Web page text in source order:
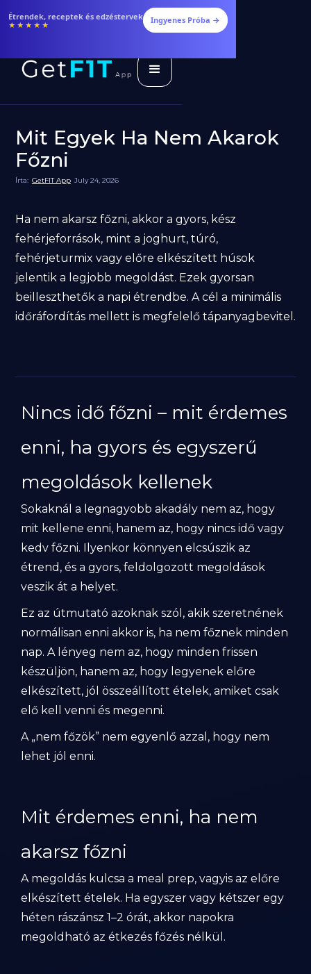
Étrendek, receptek és edzéstervek
★★★★★ Ingyenes Próba →
Mit Egyek Ha Nem Akarok
Főzni
Írta: GetFIT App July 24, 2026
Ha nem akarsz főzni, akkor a gyors, kész
fehérjeforrások, mint a joghurt, túró,
fehérjeturmix vagy előre elkészített húsok
jelentik a legjobb megoldást. Ezek gyorsan
beilleszthetők a napi étrendbe. A cél a minimális
időráfordítás mellett is megfelelő tápanyagbevitel.
Nincs idő főzni – mit érdemes
enni, ha gyors és egyszerű
megoldások kellenek
Sokaknál a legnagyobb akadály nem az, hogy
mit kellene enni, hanem az, hogy nincs idő vagy
kedv főzni. Ilyenkor könnyen elcsúszik az
étrend, és a gyors, feldolgozott megoldások
veszik át a helyet.
Ez az útmutató azoknak szól, akik szeretnének
normálisan enni akkor is, ha nem főznek minden
nap. A lényeg nem az, hogy minden frissen
készüljön, hanem az, hogy legyenek előre
elkészített, jól összeállított ételek, amiket csak
elő kell venni és megenni.
A „nem főzök” nem egyenlő azzal, hogy nem
lehet jól enni.
Mit érdemes enni, ha nem
akarsz főzni
A megoldás kulcsa a meal prep, vagyis az előre
elkészített ételek. Ha egyszer vagy kétszer egy
héten rászánsz 1–2 órát, akkor napokra
megoldható az étkezés főzés nélkül.